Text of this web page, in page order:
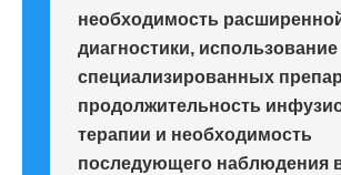
необходимость
диагностики, использование
специализированных
продолжительность
терапии и необходимость
последующего наблюдения